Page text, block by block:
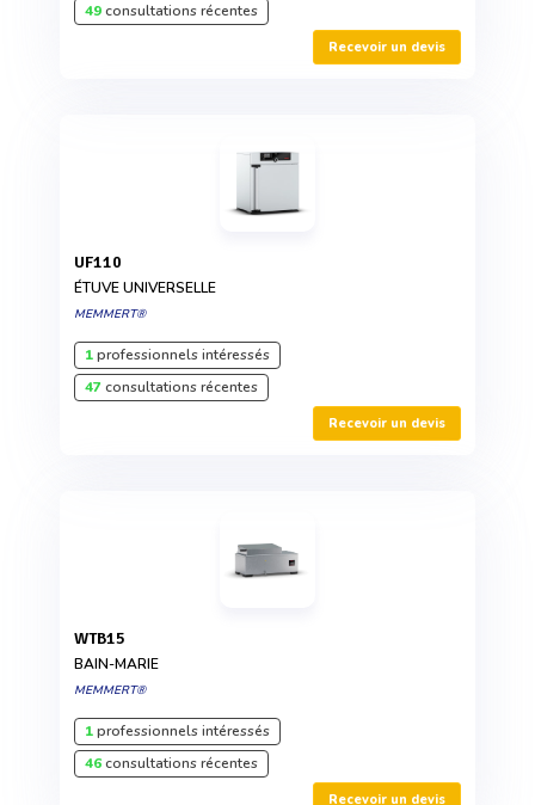
49consultations récentes
Recevoir un devis
UF110
ÉTUVE UNIVERSELLE
MEMMERT®
1professionnels intéressés
47consultations récentes
Recevoir un devis
WTB15
BAIN-MARIE
MEMMERT®
1professionnels intéressés
46consultations récentes
Recevoir un devis